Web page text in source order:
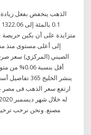
الذهب ينخفض بفعل زيادة
متزايدة على أن بكين حريصة
أقل بنسبة
مصنع. ونحن نرحب